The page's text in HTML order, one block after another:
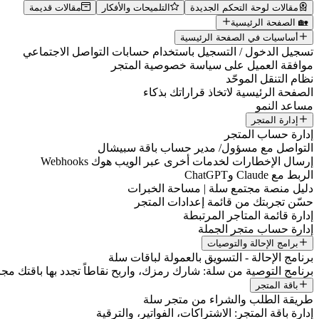
مقالات لوحة التحكم الجديدة التلميحات والأفكار
مقالات قديمة
🏡 الصفحة الرئيسية
أساسيات في الصفحة الرئيسية
تسجيل الدخول / التسجيل باستخدام حسابات التواصل الاجتماعي
موافقة العميل على سياسة خصوصية المتجر
نظام التنقل الموحّد
الصفحة الرئيسية لاتخاذ قراراتك بذكاء
مساعد النمو
إدارة المتجر
إدارة حساب المتجر
التواصل مع مسؤول/ مدير حساب باقة سبيشال
إرسال الإخطارات لخدمات أخرى عبر الويب هوك Webhooks
الربط مع Claude وChatGPT
دليل منصة مجتمع سلة | مساحة الخبرات
حسّن تجربتك من قائمة إعدادات المتجر
إدارة قائمة المتاجر المرتبطة
إدارة حساب متجر الجملة
برامج الإحالة والتوصيات
برنامج الإحالة - التسويق بالعمولة لباقات سلة
برنامج التوصية من سلة: شارك رمزك، واربح نقاطاً تجدد بها باقتك
باقة المتجر
طريقة الطلب والشراء من متجر سلة
إدارة باقة المتجر: الاشتراكات، الفواتير، والترقية